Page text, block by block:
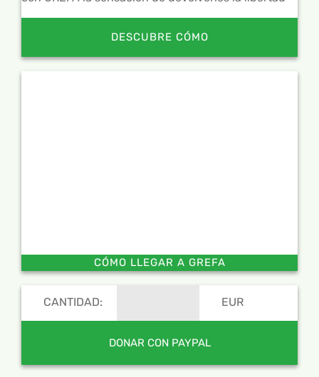
DESCUBRE CÓMO
CÓMO LLEGAR A GREFA
CANTIDAD: EUR